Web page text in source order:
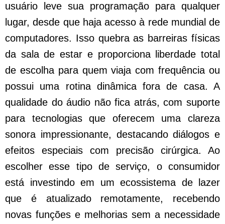
usuário leve sua programação para qualquer
lugar, desde que haja acesso à rede mundial de
computadores. Isso quebra as barreiras físicas
da sala de estar e proporciona liberdade total
de escolha para quem viaja com frequência ou
possui uma rotina dinâmica fora de casa. A
qualidade do áudio não fica atrás, com suporte
para tecnologias que oferecem uma clareza
sonora impressionante, destacando diálogos e
efeitos especiais com precisão cirúrgica. Ao
escolher esse tipo de serviço, o consumidor
está investindo em um ecossistema de lazer
que é atualizado remotamente, recebendo
novas funções e melhorias sem a necessidade